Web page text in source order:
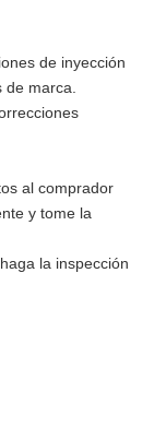
de inyección
de marca.
al comprador
y tome la
la inspección